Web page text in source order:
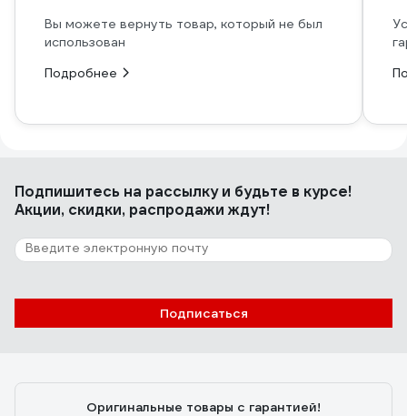
Вы можете вернуть товар, который не был
использован
Подробнее
Подпишитесь на рассылкуи будьте в курсе!
Акции, скидки, распродажи ждут!
Подписаться
Оригинальные товары с гарантией!